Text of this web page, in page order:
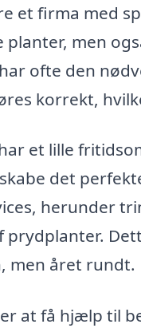
et firma med
men
ofte den
korrekt,
et lille
det
herunder
men året rundt.
at få hjælp til